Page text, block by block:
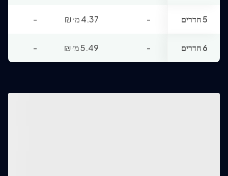
5 חדרים - 4.37 מ׳ ₪
-
6 חדרים - 5.49 מ׳ ₪
-